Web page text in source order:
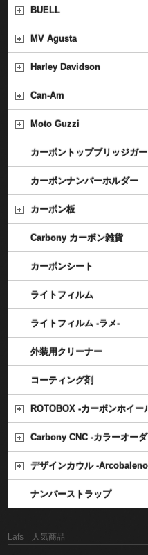
BUELL
MV Agusta
Harley Davidson
Can-Am
Moto Guzzi
カーボントップブリッジガ
カーボンナンバーホルダー
カーボン板
Carbony カーボン雑貨
カーボンシート
ライトフィルム
ライトフィルム -ラメ-
外装用クリーナー
コーティング剤
ROTOBOX -カーボンホイー
Carbony CNC -カラーオー
デザインカウル -
ナンバーストラップ
Lafs 人気商品